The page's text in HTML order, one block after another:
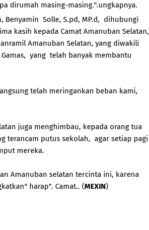
dirumah masing-masing.".ungkapnya.
Benyamin Solle, S.pd, MP.d, dihubungi
kasih kepada Camat Amanuban Selatan,
Amanuban Selatan, yang diwakili
yang telah banyak membantu
telah meringankan beban kami,
juga menghimbau, kepada orang tua
terancam putus sekolah, agar setiap pagi
mereka.
Amanuban selatan tercinta ini, karena
harap". Camat.. (MEXIN)